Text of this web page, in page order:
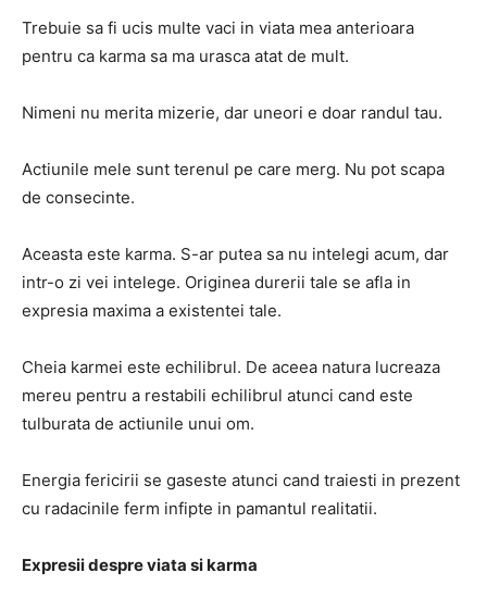
Trebuie sa fi ucis multe vaci in viata mea anterioara
pentru ca karma sa ma urasca atat de mult.
Nimeni nu merita mizerie, dar uneori e doar randul tau.
Actiunile mele sunt terenul pe care merg. Nu pot scapa
de consecinte.
Aceasta este karma. S-ar putea sa nu intelegi acum, dar
intr-o zi vei intelege. Originea durerii tale se afla in
expresia maxima a existentei tale.
Cheia karmei este echilibrul. De aceea natura lucreaza
mereu pentru a restabili echilibrul atunci cand este
tulburata de actiunile unui om.
Energia fericirii se gaseste atunci cand traiesti in prezent
cu radacinile ferm infipte in pamantul realitatii.
Expresii despre viata si karma